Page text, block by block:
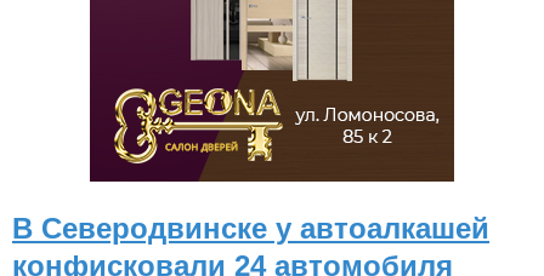
В Северодвинске у автоалкашей
конфисковали 24 автомобиля